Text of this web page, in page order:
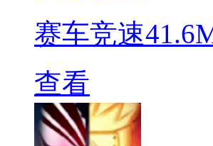
赛车竞速
查看